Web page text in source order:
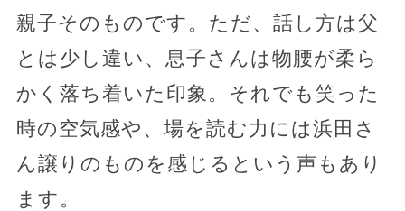
親子そのものです。ただ、話し方は父
とは少し違い、息子さんは物腰が柔ら
かく落ち着いた印象。それでも笑った
時の空気感や、場を読む力には浜田さ
ん譲りのものを感じるという声もあり
ます。